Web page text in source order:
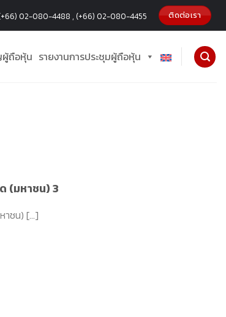
02-080-4488 , (+66) 02-080-4455 ติดต่อเรา
ถือหุ้น รายงานการประชุมผู้ถือหุ้น
(มหาชน) 3
าชน) [...]